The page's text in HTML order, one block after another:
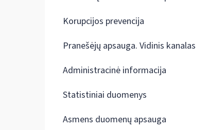
Korupcijos prevencija
Pranešėjų apsauga. Vidinis kanalas
Administracinė informacija
Statistiniai duomenys
Asmens duomenų apsauga